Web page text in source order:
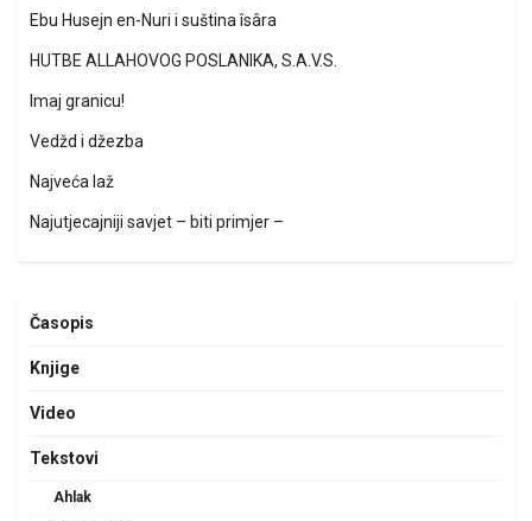
Ebu Husejn en-Nuri i suština îsâra
HUTBE ALLAHOVOG POSLANIKA, S.A.V.S.
Imaj granicu!
Vedžd i džezba
Najveća laž
Najutjecajniji savjet – biti primjer –
Časopis
Knjige
Video
Tekstovi
Ahlak